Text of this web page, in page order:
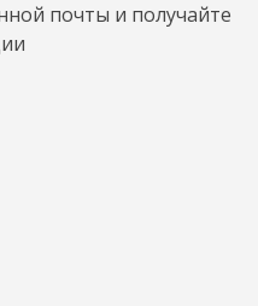
почты и получайте